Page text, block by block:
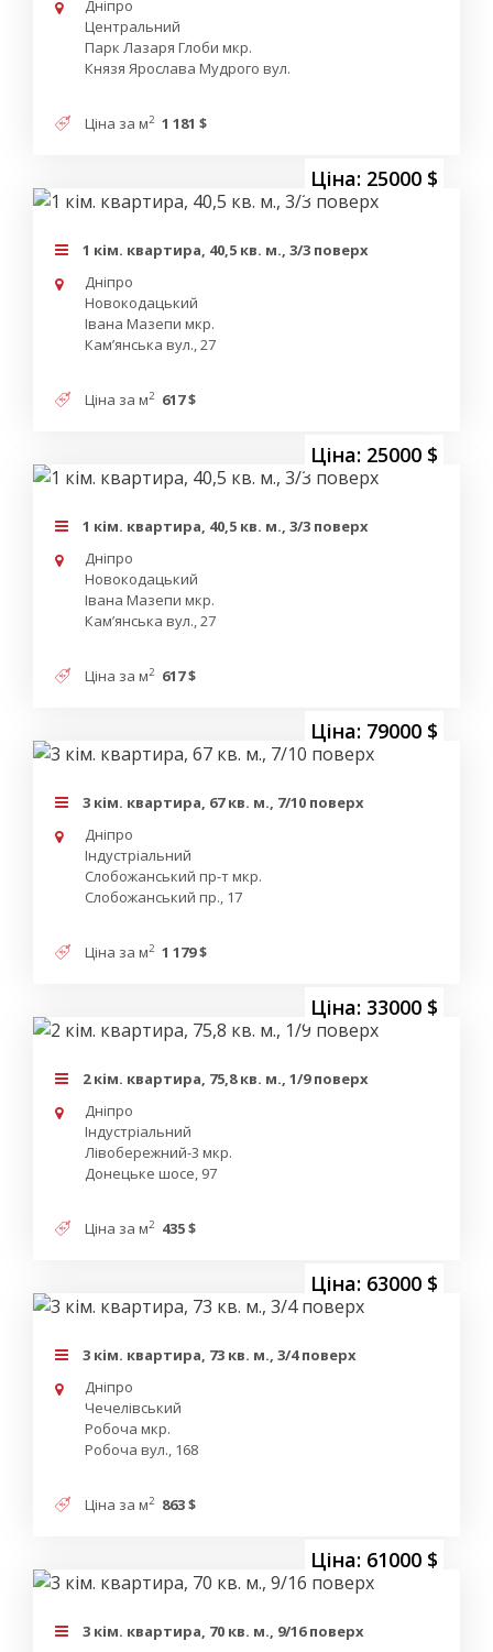
Дніпро
Центральний
Парк Лазаря Глоби мкр.
Князя Ярослава Мудрого вул.
Ціна за м2 1 181 $
Ціна: 25000 $
1 кім. квартира, 40,5 кв. м., 3/3 поверх
Дніпро
Новокодацький
Івана Мазепи мкр.
Кам’янська вул., 27
Ціна за м2 617 $
Ціна: 25000 $
1 кім. квартира, 40,5 кв. м., 3/3 поверх
Дніпро
Новокодацький
Івана Мазепи мкр.
Кам’янська вул., 27
Ціна за м2 617 $
Ціна: 79000 $
3 кім. квартира, 67 кв. м., 7/10 поверх
Дніпро
Індустріальний
Слобожанський пр-т мкр.
Слобожанський пр., 17
Ціна за м2 1 179 $
Ціна: 33000 $
2 кім. квартира, 75,8 кв. м., 1/9 поверх
Дніпро
Індустріальний
Лівобережний-3 мкр.
Донецьке шосе, 97
Ціна за м2 435 $
Ціна: 63000 $
3 кім. квартира, 73 кв. м., 3/4 поверх
Дніпро
Чечелівський
Робоча мкр.
Робоча вул., 168
Ціна за м2 863 $
Ціна: 61000 $
3 кім. квартира, 70 кв. м., 9/16 поверх